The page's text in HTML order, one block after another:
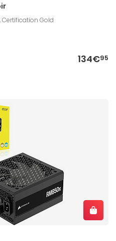
Certification Gold
134€95